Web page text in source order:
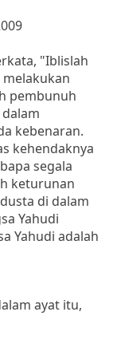
, "Iblislah
pembunuh
kebenaran.
kehendaknya
segala
keturunan
di dalam
Yahudi
Yahudi adalah
ayat itu,